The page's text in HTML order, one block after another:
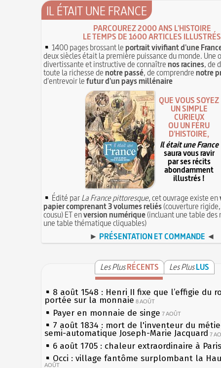
IL ÉTAIT UNE FRANCE
PARCOUREZ 2000 ANS L'HISTOIRE
LE TEMPS DE 1600 ARTICLES ILLUSTRÉS
1400 pages brossant leportrait vivifiant d'une
deux siècles était la première puissance du monde. Une
divertissante et instructive de connaîtrenos racines, de
toute la richesse denotre passé, de comprendrenotre
d'entrevoir lefutur d'un pays millénaire
QUE VOUS SOYEZ
UN SIMPLE
CURIEUX
OU UN FÉRU
D'HISTOIRE,
Il était une France
saura vous ravir
par ses récits
abondamment
illustrés !
Édité parLa France pittoresque, cet ouvrage existe en
papier comprenant 3 volumes reliés(couverture
cousu) ET enversion numérique(incluant une table des
une table thématique cliquables)
► PRÉSENTATION ET COMMANDE ◄
Les PlusRÉCENTS Les PlusLUS
8 août 1548 : Henri II fixe que l’effigie du
portée sur la monnaie 8 AOÛT
Payer en monnaie de singe 7 AOÛT
7 août 1834 : mort de l'inventeur du
semi-automatique Joseph-Marie Jacquard 7
6 août 1705 : chaleur extraordinaire à Paris
Occi : village fantôme surplombant la